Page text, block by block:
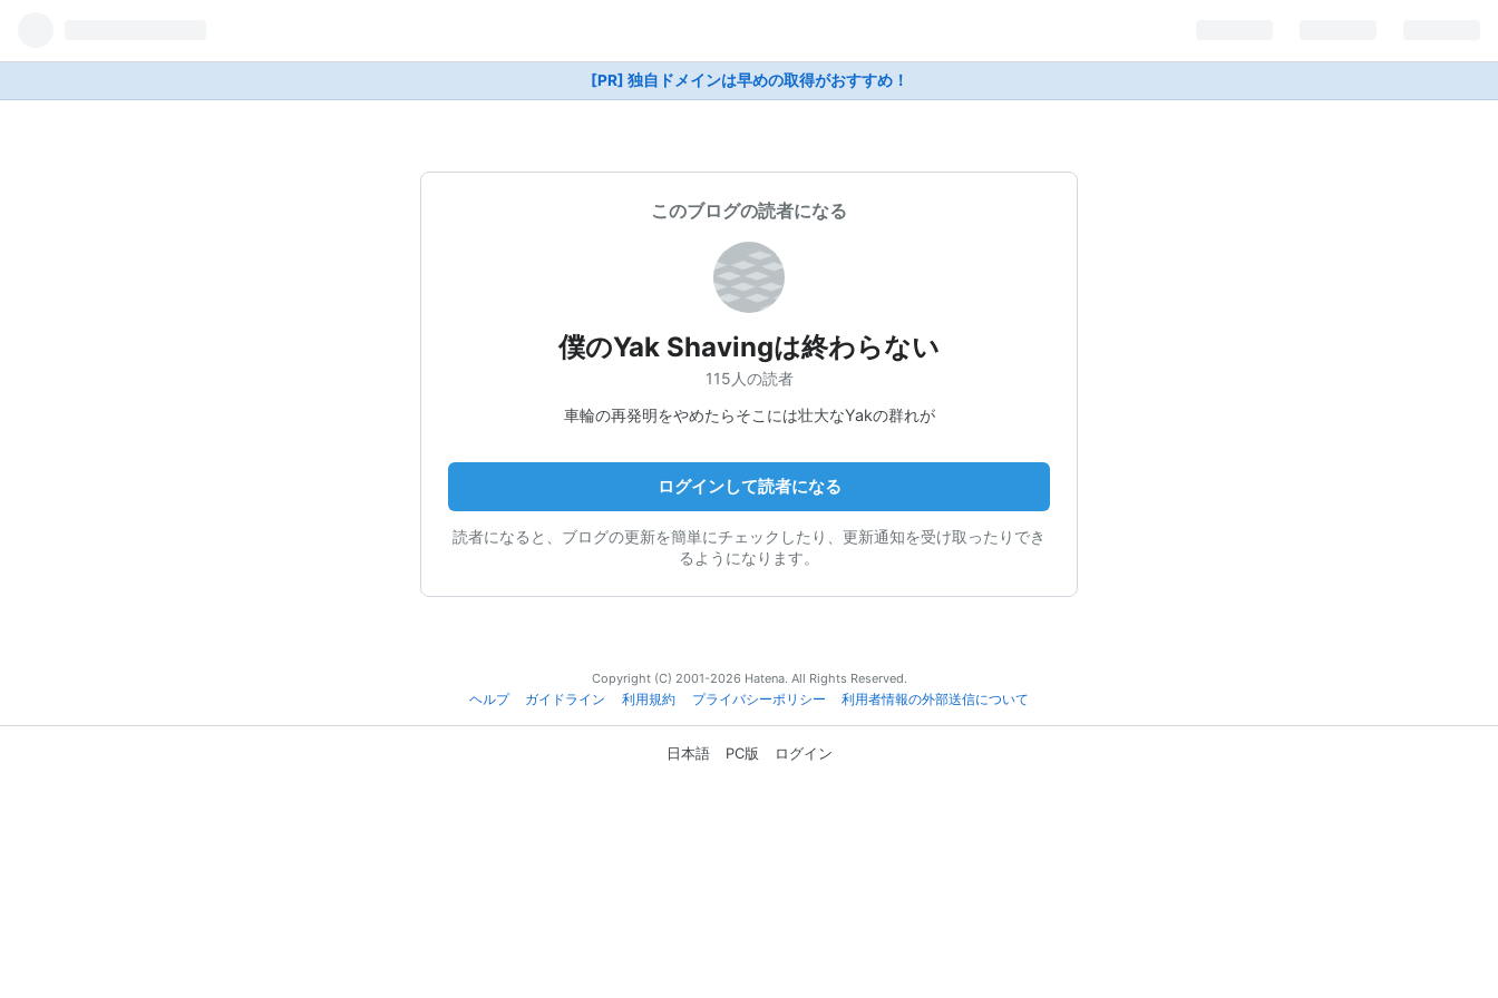
[PR] 独自ドメインは早めの取得がおすすめ！
このブログの読者になる
僕のYak Shavingは終わらない
115人の読者
車輪の再発明をやめたらそこには壮大なYakの群れが
ログインして読者になる
読者になると、ブログの更新を簡単にチェックしたり、更新通知を受け取ったりでき
るようになります。
Copyright (C) 2001-2026 Hatena. All Rights Reserved.
ヘルプ
ガイドライン 利用規約 プライバシーポリシー 利用者情報の外部送信について
日本語 PC版 ログイン